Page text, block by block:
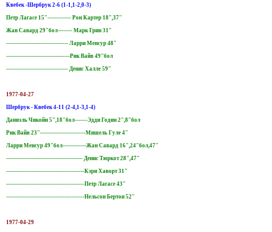
Квебек -Шербрук 2-6 (1-1,1-2,0-3)
Петр Лагасе 15"------------- Рон Картер 18",37"
Жан Савард 29"бол-------- Марк Грин 31"
---------------------------------- Ларри Менсур 48"
-----------------------------------Рик Вайв 49"бол
---------------------------------- Денис Халле 59"
1977-04-27
Шербрук - Квебек 4-11 (2-4,1-3,1-4)
Даниэль Чикойн 5",18"бол-------Эдди Годин 2",8"бол
Рик Вайв 23"-------------------------Мишель Гуле 4"
Ларри Менсур 49"бол-------------Жан Савард 16",24"бол,47"
------------------------------------------ Денис Тюркот 28",47"
-------------------------------------------Кэри Хаворт 31"
-------------------------------------------Петр Лагасе 43"
-------------------------------------------Нельсон Бертон 52"
1977-04-29